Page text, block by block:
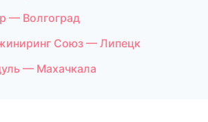
— Волгоград
Союз — Липецк
— Махачкала